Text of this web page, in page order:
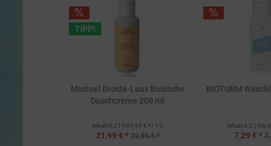
TIPP!
Michael Droste-Laux Basische
Duschcreme 200 ml
Inhalt 0.2 l (109,95 € * / 1 l)
21,99 € * 22,95 € *
BIOTURM
Inhalt 0.2 l
7,29 € *